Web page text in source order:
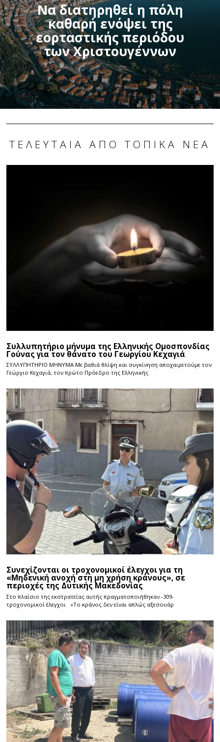
Να διατηρηθεί η πόλη
καθαρή ενόψει της
εορταστικής περιόδου
των Χριστουγέννων
ΤΕΛΕΥΤΑΊΑ ΑΠΌ ΤΟΠΙΚΆ ΝΈΑ
Συλλυπητήριο μήνυμα της Ελληνικής Ομοσπονδίας
Γούνας για τον θάνατο του Γεωργίου Κεχαγιά
ΣΥΛΛΥΠΗΤΗΡΙΟ ΜΗΝΥΜΑ Με βαθιά θλίψη και συγκίνηση αποχαιρετούμε τον
Γεώργιο Κεχαγιά, τον πρώτο Πρόεδρο της Ελληνικής
Συνεχίζονται οι τροχονομικοί έλεγχοι για τη
«Μηδενική ανοχή στη μη χρήση κράνους», σε
περιοχές της Δυτικής Μακεδονίας
Στο πλαίσιο της εκστρατείας αυτής πραγματοποιήθηκαν -309-
τροχονομικοί έλεγχοι «Το κράνος δεν είναι απλώς αξεσουάρ